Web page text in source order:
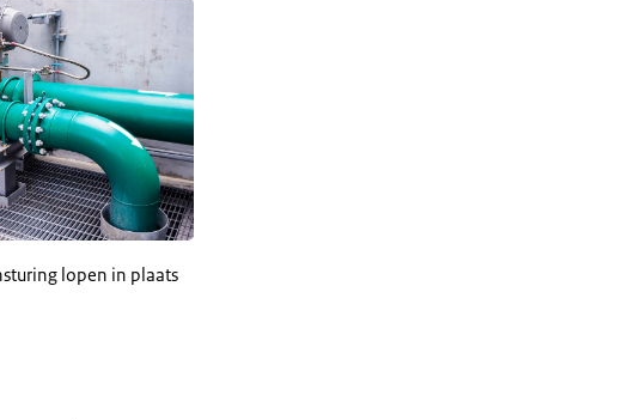
lopen in plaats